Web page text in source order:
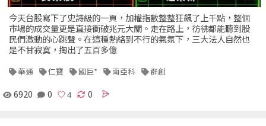
今天台股寫下了史詩級的一頁，加權指數整整狂飆了上千點，整個
市場的成交量更是直接衝破兆元大關。走在路上，彷彿都能聽到股
民們激動的心跳聲。在這種熱絡到不行的氣氛下，三大法人自然也
是不甘寂寞，掏出了五百多億
華通 仁寶 國巨* 南亞科 群創
6920 0 0